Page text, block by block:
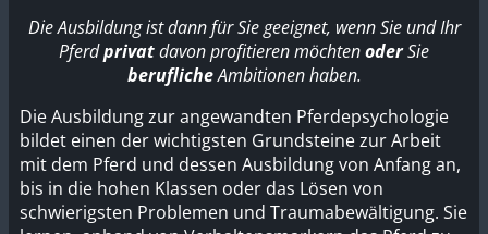
Die Ausbildung ist dann für Sie geeignet, wenn Sie und Ihr
Pferdprivatdavon profitieren möchtenoderSie
beruflicheAmbitionen haben.
Die Ausbildung zur angewandten Pferdepsychologie
bildet einen der wichtigsten Grundsteine zur Arbeit
mit dem Pferd und dessen Ausbildung von Anfang an,
bis in die hohen Klassen oder das Lösen von
schwierigsten Problemen und Traumabewältigung. Sie